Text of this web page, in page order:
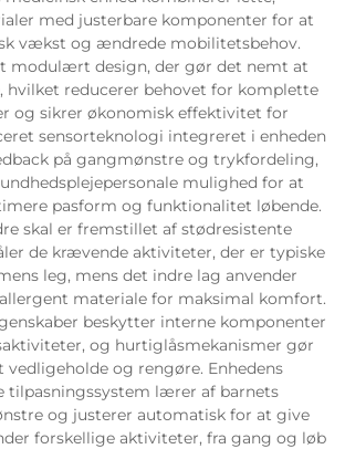
med justerbare komponenter for at
vækst og ændrede mobilitetsbehov.
modulært design, der gør det nemt at
hvilket reducerer behovet for komplette
og sikrer økonomisk effektivitet for
sensorteknologi integreret i enheden
på gangmønstre og trykfordeling,
mulighed for at
pasform og funktionalitet løbende.
skal er fremstillet af stødresistente
de krævende aktiviteter, der er typiske
leg, mens det indre lag anvender
materiale for maksimal komfort.
beskytter interne komponenter
og hurtiglåsmekanismer gør
vedligeholde og rengøre. Enhedens
tilpasningssystem lærer af barnets
og justerer automatisk for at give
forskellige aktiviteter, fra gang og løb